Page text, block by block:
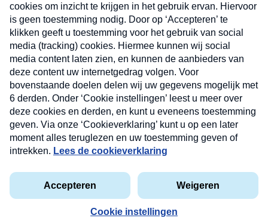
Privacyverklaring
Cookieverklaring
Kwetsbaarheid melden
Copyright © 2026 MAX Vandaag - Omroep MAX
Nieuwsbrief
Neem hier een gratis abonnement op onze
nieuwsbrief. Elke vrijdag- en dinsdagochtend in uw